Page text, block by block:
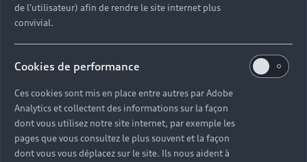
Modèles hybrides rechargeables
de l'utilisateur) afin de rendre le site internet plus
convivial.
Cookies de performance
Ces cookies sont mis en place entre autres par Adobe
Analytics et collectent des informations sur la façon
dont vous utilisez notre site internet, par exemple les
pages que vous consultez le plus souvent et la façon
dont vous vous déplacez sur le site. Ils nous aident à